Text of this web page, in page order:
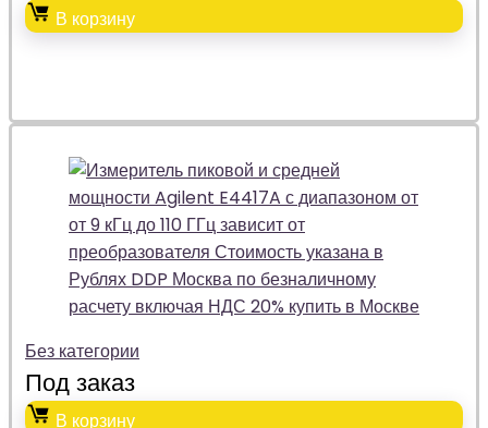
В корзину
Без категории
Под заказ
В корзину